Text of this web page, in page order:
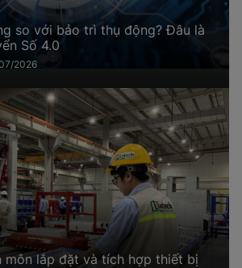
so với bảo trì thụ động? Đâu là
Số 4.0
2026
môn lắp đặt và tích hợp thiết bị